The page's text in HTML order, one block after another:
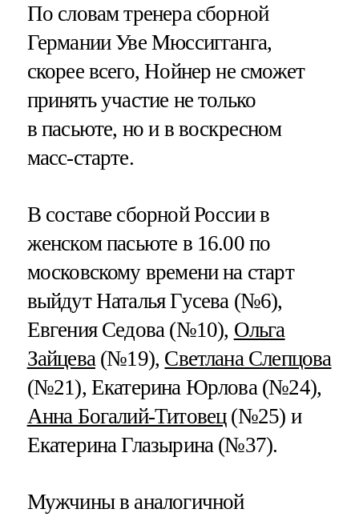
По словам тренера сборной
Германии Уве Мюссигганга,
скорее всего, Нойнер не сможет
принять участие не только
в пасьюте, но и в воскресном
масс-старте.
В составе сборной России в
женском пасьюте в 16.00 по
московскому времени на старт
выйдут Наталья Гусева (№6),
Евгения Седова (№10), Ольга
Зайцева (№19), Светлана Слепцова
(№21), Екатерина Юрлова (№24),
Анна Богалий-Титовец(№25) и
Екатерина Глазырина (№37).
Мужчины в аналогичной